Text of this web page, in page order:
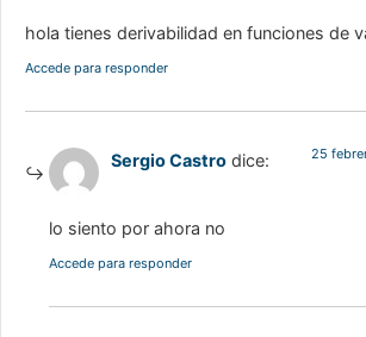
hola tienes derivabilidad en funciones de
Accede para responder
Sergio Castro dice: 25
lo siento por ahora no
Accede para responder